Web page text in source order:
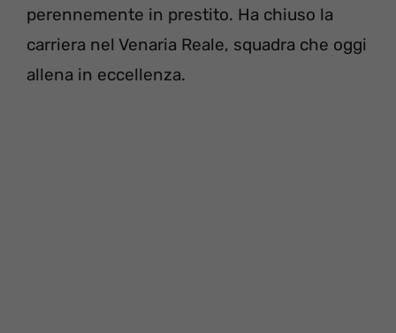
perennemente in prestito. Ha chiuso la
carriera nel Venaria Reale, squadra che oggi
allena in eccellenza.